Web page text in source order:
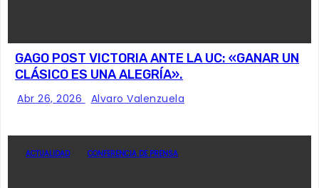
GAGO POST VICTORIA ANTE LA UC: «GANAR UN
CLÁSICO ES UNA ALEGRÍA».
Abr 26, 2026 Alvaro Valenzuela
ACTUALIDAD CONFERENCIA DE PRENSA